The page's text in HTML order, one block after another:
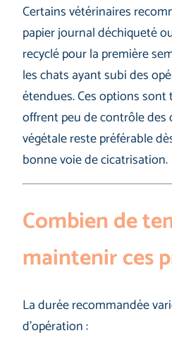
Certains vétérinaires
papier journal déchiqueté
recyclé pour la première
les chats ayant subi des
étendues. Ces options sont
offrent peu de contrôle
végétale reste préférable
bonne voie de cicatrisation.
Combien de
maintenir ces
La durée recommandée
d’opération :